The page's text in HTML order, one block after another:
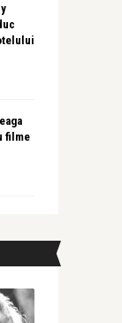
filme